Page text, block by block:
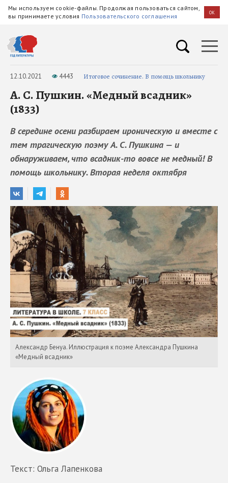
Мы используем cookie-файлы. Продолжая пользоваться сайтом,
вы принимаете условия Пользовательского соглашения OK
12.10.2021 4443 Итоговое сочинение. В помощь школьнику
А. С. Пушкин. «Медный всадник»
(1833)
В середине осени разбираем ироническую и вместе с
тем трагическую поэму А. С. Пушкина — и
обнаруживаем, что всадник-то вовсе не медный! В
помощь школьнику. Вторая неделя октября
Александр Бенуа. Иллюстрация к поэме Александра Пушкина
«Медный всадник»
Текст: Ольга Лапенкова